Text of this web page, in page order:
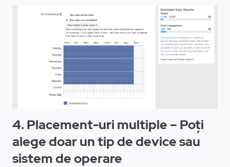
4. Placement-uri multiple – Poți
alege doar un tip de device sau
sistem de operare